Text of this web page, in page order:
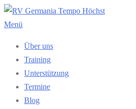
Zum
Inhalt
Menü
Über uns
Training
Unterstützung
Termine
Blog